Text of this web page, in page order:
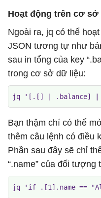
Hoạt động trên cơ
Ngoài ra, jq có thể
JSON tương tự như
sau in tổng của key
trong cơ sở dữ liệu:
jq '[.[] | .balance] |
Bạn thậm chí có thể
thêm câu lệnh có điều
Phần sau đây sẽ chỉ
“.name” của đối tượng
jq 'if .[1].name ==